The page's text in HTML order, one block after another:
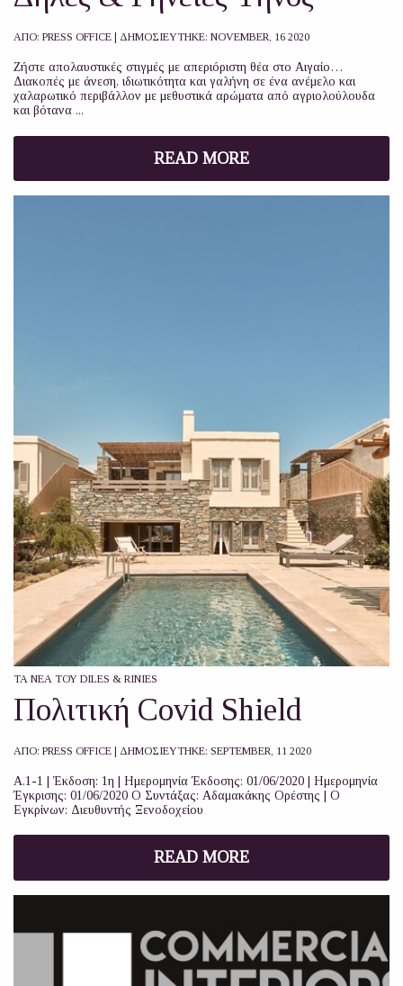
ΑΠΟ: PRESS OFFICE | ΔΗΜΟΣΙΕΥΤΗΚΕ: NOVEMBER, 16 2020
Ζήστε απολαυστικές στιγμές με απεριόριστη θέα στο Αιγαίο…
Διακοπές με άνεση, ιδιωτικότητα και γαλήνη σε ένα ανέμελο και
χαλαρωτικό περιβάλλον με μεθυστικά αρώματα από αγριολούλουδα
και βότανα ...
READ MORE
ΤΑ ΝΈΑ ΤΟΥ DILES & RINIES
Πολιτική Covid Shield
ΑΠΟ: PRESS OFFICE | ΔΗΜΟΣΙΕΥΤΗΚΕ: SEPTEMBER, 11 2020
Α.1-1 | Έκδοση: 1η | Ημερομηνία Έκδοσης: 01/06/2020 | Ημερομηνία
Έγκρισης: 01/06/2020 Ο Συντάξας: Αδαμακάκης Ορέστης | Ο
Εγκρίνων: Διευθυντής Ξενοδοχείου
READ MORE